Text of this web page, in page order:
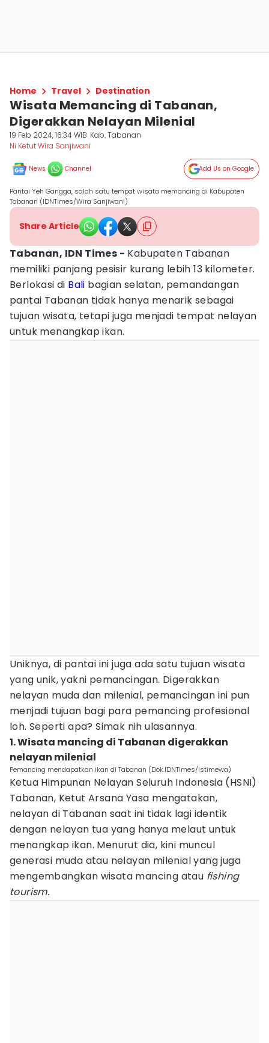
Home Travel Destination
Wisata Memancing di Tabanan,
Digerakkan Nelayan Milenial
19 Feb 2024, 16:34 WIB Kab. Tabanan
Ni Ketut Wira Sanjiwani
News Channel Add Us on Google
Pantai Yeh Gangga, salah satu tempat wisata memancing di Kabupaten
Tabanan (IDNTimes/Wira Sanjiwani)
Share Article
Tabanan, IDN Times - Kabupaten Tabanan
memiliki panjang pesisir kurang lebih 13 kilometer.
Berlokasi di Bali bagian selatan, pemandangan
pantai Tabanan tidak hanya menarik sebagai
tujuan wisata, tetapi juga menjadi tempat nelayan
untuk menangkap ikan.
Uniknya, di pantai ini juga ada satu tujuan wisata
yang unik, yakni pemancingan. Digerakkan
nelayan muda dan milenial, pemancingan ini pun
menjadi tujuan bagi para pemancing profesional
loh. Seperti apa? Simak nih ulasannya.
1. Wisata mancing di Tabanan digerakkan
nelayan milenial
Pemancing mendapatkan ikan di Tabanan (Dok.IDNTimes/Istimewa)
Ketua Himpunan Nelayan Seluruh Indonesia (HSNI)
Tabanan, Ketut Arsana Yasa mengatakan,
nelayan di Tabanan saat ini tidak lagi identik
dengan nelayan tua yang hanya melaut untuk
menangkap ikan. Menurut dia, kini muncul
generasi muda atau nelayan milenial yang juga
mengembangkan wisata mancing atau fishing
tourism.